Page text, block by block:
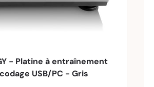
- Platine à entraînement
USB/PC - Gris